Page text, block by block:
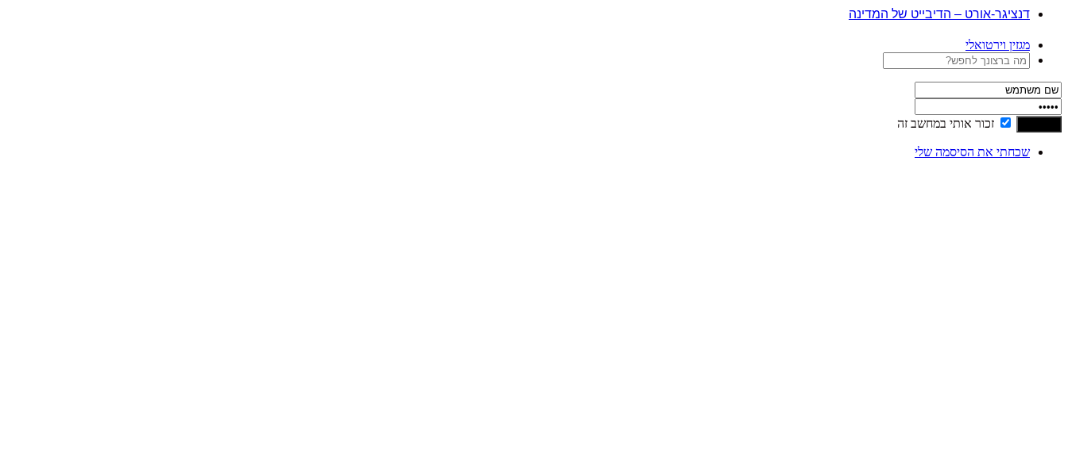
דנציגר-אורט – הדיבייט של המדינה
מגזין וירטואלי
זכור אותי במחשב זה
שכחתי את הסיסמה שלי